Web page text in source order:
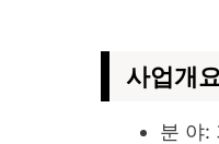
사업개
분 야: